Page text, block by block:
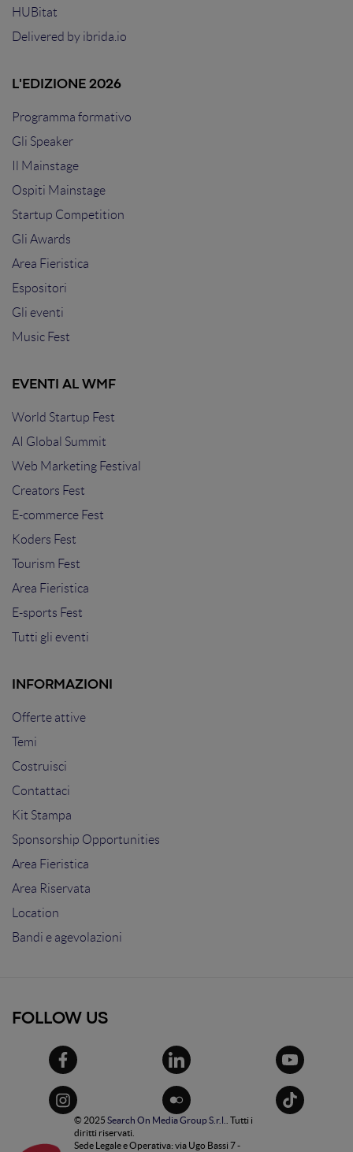
HUBitat
Delivered by ibrida.io
L'EDIZIONE 2026
Programma formativo
Gli Speaker
Il Mainstage
Ospiti Mainstage
Startup Competition
Gli Awards
Area Fieristica
Espositori
Gli eventi
Music Fest
EVENTI AL WMF
World Startup Fest
AI Global Summit
Web Marketing Festival
Creators Fest
E-commerce Fest
Koders Fest
Tourism Fest
Area Fieristica
E-sports Fest
Tutti gli eventi
INFORMAZIONI
Offerte attive
Temi
Costruisci
Contattaci
Kit Stampa
Sponsorship Opportunities
Area Fieristica
Area Riservata
Location
Bandi e agevolazioni
FOLLOW US
© 2025 Search On Media Group S.r.l.
. Tutti i
diritti riservati.
Sede Legale e Operativa: via Ugo Bassi 7 -